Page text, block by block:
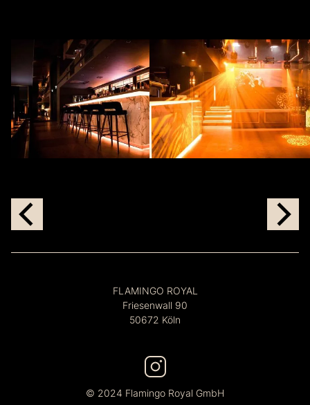
FLAMINGO ROYAL
Friesenwall 90
50672 Köln
© 2024 Flamingo Royal GmbH